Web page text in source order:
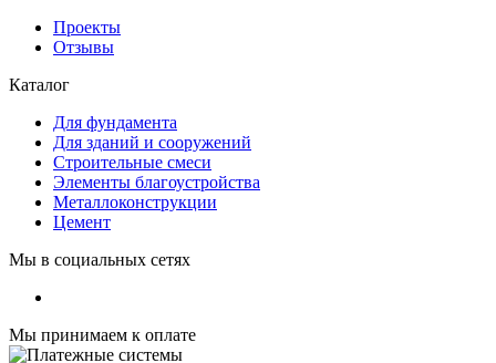
Проекты
Отзывы
Каталог
Для фундамента
Для зданий и сооружений
Строительные смеси
Элементы благоустройства
Металлоконструкции
Цемент
Мы в социальных сетях
Мы принимаем к оплате